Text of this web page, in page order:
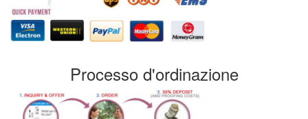
Processo d'ordinazione